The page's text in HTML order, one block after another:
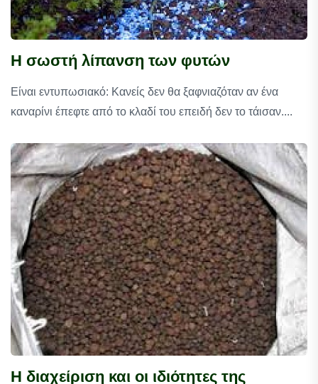
Η σωστή λίπανση των φυτών
Είναι εντυπωσιακό: Κανείς δεν θα ξαφνιαζόταν αν ένα
καναρίνι έπεφτε από το κλαδί του επειδή δεν το τάισαν....
Η διαχείριση και οι ιδιότητες της